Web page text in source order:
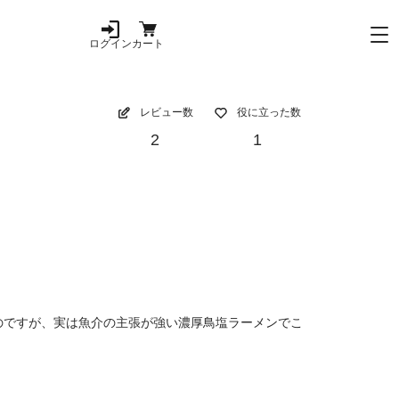
ログインカート
レビュー数
2
役に立った数
1
すが、実は魚介の主張が強い濃厚鳥塩ラーメンでこ